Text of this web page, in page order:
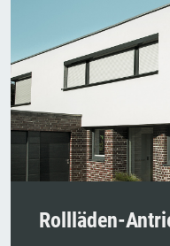
Rollläden-